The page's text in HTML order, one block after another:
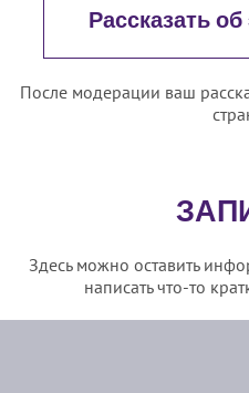
Рассказать
После модерации ваш
Здесь можно оставить
написать что-то